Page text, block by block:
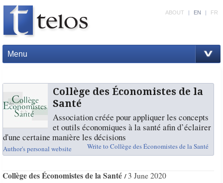
Menu
ABOUT | EN | FR
Collège des Économistes de la
Santé
Association créée pour appliquer les concepts
et outils économiques à la santé afin d’éclairer
d'une certaine manière les décisions
Author's personal website Write to Collège des Économistes de la Santé
Collège des Économistes de la Santé 3 June 2020